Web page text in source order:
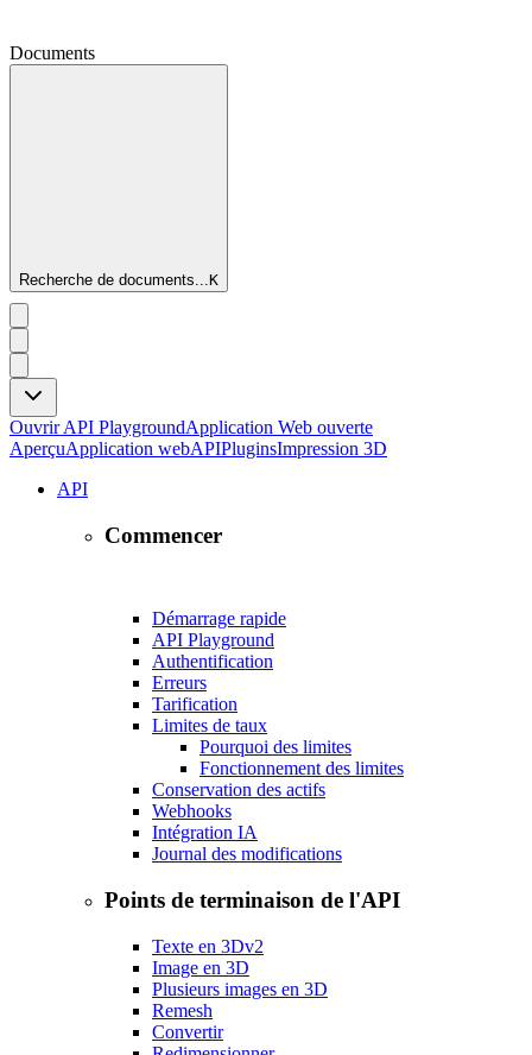
Documents
Recherche de documents...K
Ouvrir API PlaygroundApplication Web ouverte
AperçuApplication webAPIPluginsImpression 3D
API
Commencer
Démarrage rapide
API Playground
Authentification
Erreurs
Tarification
Limites de taux
Pourquoi des limites
Fonctionnement des limites
Conservation des actifs
Webhooks
Intégration IA
Journal des modifications
Points de terminaison de l'API
Texte en 3Dv2
Image en 3D
Plusieurs images en 3D
Remesh
Convertir